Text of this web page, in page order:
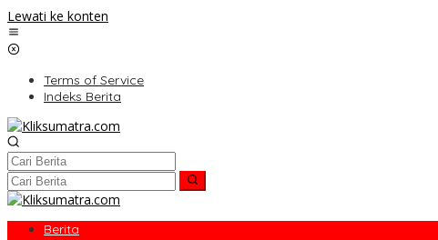
Lewati ke konten
Terms of Service
Indeks Berita
Berita